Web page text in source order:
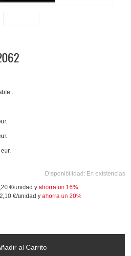
.
Disponibilidad: En existencias
€/unidad y ahorra un 16%
2,10 €/unidad y ahorra un 20%
al Carrito